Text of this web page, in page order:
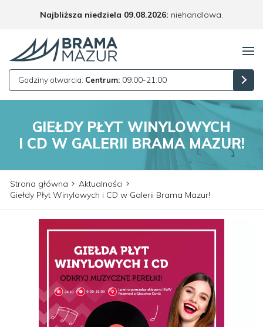
Najbliższa niedziela 09.08.2026: niehandlowa.
Godziny otwarcia: Centrum: 09:00-21:00
GIEŁDY PŁYT WINYLOWYCH
I CD W GALERII BRAMA MAZUR!
Strona główna
Aktualności
Giełdy Płyt Winylowych i CD w Galerii Brama Mazur!